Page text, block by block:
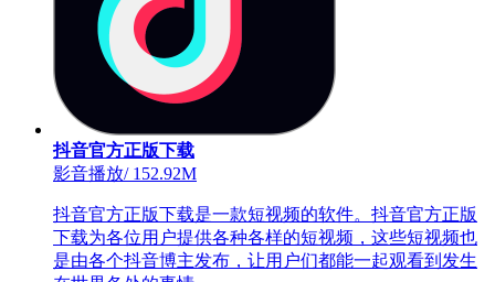
抖音官方正版下载
影音播放/152.92M
抖音官方正版下载是一款短视频的软件。抖音官方正版
下载为各位用户提供各种各样的短视频，这些短视频也
是由各个抖音博主发布，让用户们都能一起观看到发生